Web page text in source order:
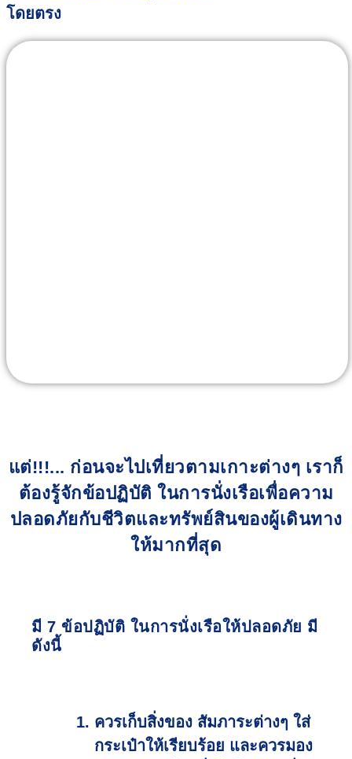
โดยตรง
แต่!!!... ก่อนจะไปเที่ยวตามเกาะต่างๆ เราก็
ต้องรู้จักข้อปฏิบัติ ในการนั่งเรือเพื่อความ
ปลอดภัยกับชีวิตและทรัพย์สินของผู้เดินทาง
ให้มากที่สุด
มี 7 ข้อปฏิบัติ ในการนั่งเรือให้ปลอดภัย มี
ดังนี้
ควรเก็บสิ่งของ สัมภาระต่างๆ ใส่
กระเป๋าให้เรียบร้อย และควรมอง